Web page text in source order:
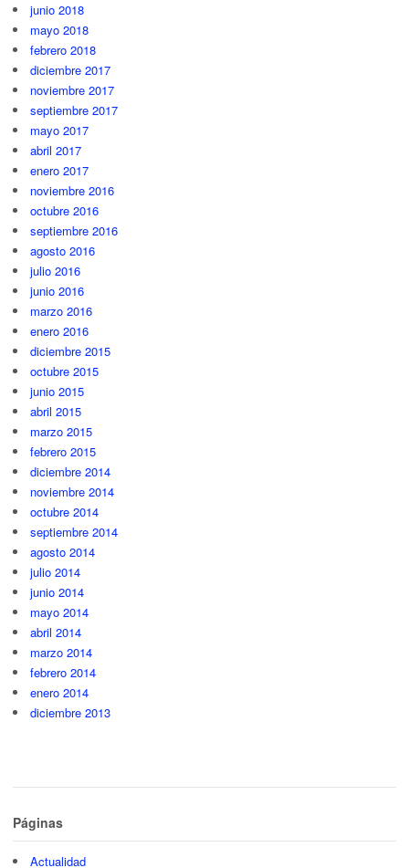
junio 2018
mayo 2018
febrero 2018
diciembre 2017
noviembre 2017
septiembre 2017
mayo 2017
abril 2017
enero 2017
noviembre 2016
octubre 2016
septiembre 2016
agosto 2016
julio 2016
junio 2016
marzo 2016
enero 2016
diciembre 2015
octubre 2015
junio 2015
abril 2015
marzo 2015
febrero 2015
diciembre 2014
noviembre 2014
octubre 2014
septiembre 2014
agosto 2014
julio 2014
junio 2014
mayo 2014
abril 2014
marzo 2014
febrero 2014
enero 2014
diciembre 2013
Páginas
Actualidad